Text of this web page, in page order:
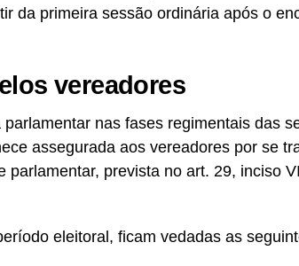
da primeira sessão ordinária após o
vereadores
nas fases regimentais das
assegurada aos vereadores por se
parlamentar, prevista no art. 29, inciso
eleitoral, ficam vedadas as